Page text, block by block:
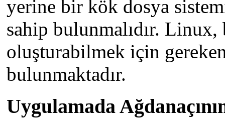
yerine bir kök dosya
sahip bulunmalıdır.
oluşturabilmek için
bulunmaktadır.
Uygulamada